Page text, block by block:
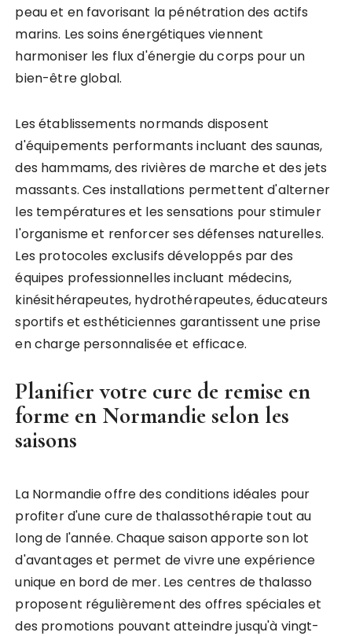
peau et en favorisant la pénétration des actifs
marins. Les soins énergétiques viennent
harmoniser les flux d'énergie du corps pour un
bien-être global.
Les établissements normands disposent
d'équipements performants incluant des saunas,
des hammams, des rivières de marche et des jets
massants. Ces installations permettent d'alterner
les températures et les sensations pour stimuler
l'organisme et renforcer ses défenses naturelles.
Les protocoles exclusifs développés par des
équipes professionnelles incluant médecins,
kinésithérapeutes, hydrothérapeutes, éducateurs
sportifs et esthéticiennes garantissent une prise
en charge personnalisée et efficace.
Planifier votre cure de remise en
forme en Normandie selon les
saisons
La Normandie offre des conditions idéales pour
profiter d'une cure de thalassothérapie tout au
long de l'année. Chaque saison apporte son lot
d'avantages et permet de vivre une expérience
unique en bord de mer. Les centres de thalasso
proposent régulièrement des offres spéciales et
des promotions pouvant atteindre jusqu'à vingt-